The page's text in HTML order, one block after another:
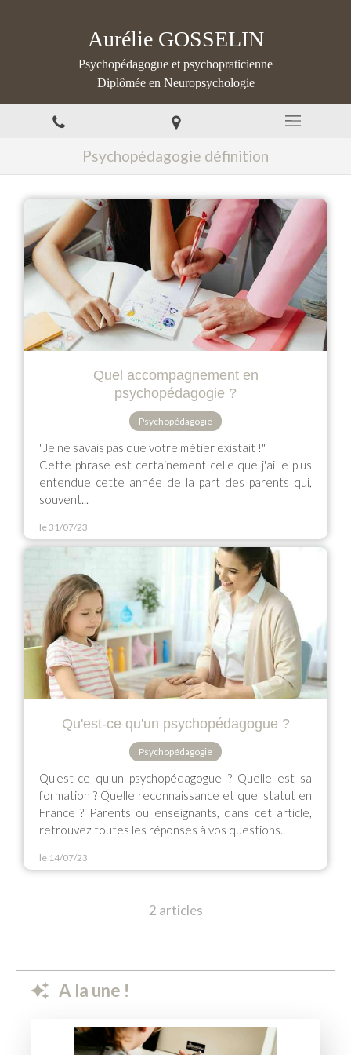
Aurélie GOSSELIN
Psychopédagogue et psychopraticienne
Diplômée en Neuropsychologie
Psychopédagogie définition
Quel accompagnement en
psychopédagogie ?
Psychopédagogie
"Je ne savais pas que votre métier existait !"
Cette phrase est certainement celle que j'ai le plus
entendue cette année de la part des parents qui,
souvent...
le 31/07/23
Qu'est-ce qu'un psychopédagogue ?
Psychopédagogie
Qu'est-ce qu'un psychopédagogue ? Quelle est sa
formation ? Quelle reconnaissance et quel statut en
France ? Parents ou enseignants, dans cet article,
retrouvez toutes les réponses à vos questions.
le 14/07/23
2 articles
A la une !